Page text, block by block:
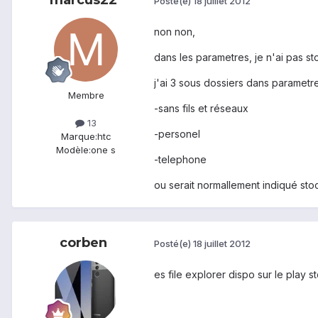
Membre
13
Marque:htc
Modèle:one s
non non,
dans les parametres, je n'ai pas
j'ai 3 sous dossiers dans
-sans fils et réseaux
-personel
-telephone
ou serait normallement indiqué
corben Posté(e) 18 juillet 2012
es file explorer dispo sur le play